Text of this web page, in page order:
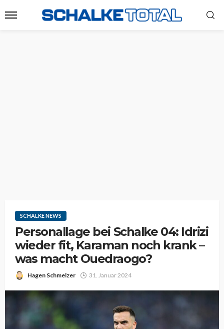
SCHALKE NEWS
Personallage bei Schalke 04: Idrizi
wieder fit, Karaman noch krank –
was macht Ouedraogo?
Hagen Schmelzer 31. Januar 2024